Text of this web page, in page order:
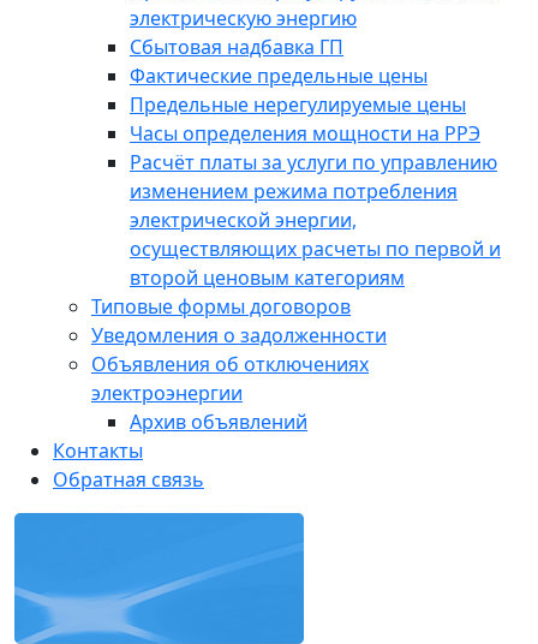
электрическую энергию
Сбытовая надбавка ГП
Фактические предельные цены
Предельные нерегулируемые цены
Часы определения мощности на РРЭ
Расчёт платы за услуги по управлению
изменением режима потребления
электрической энергии,
осуществляющих расчеты по первой и
второй ценовым категориям
Типовые формы договоров
Уведомления о задолженности
Объявления об отключениях
электроэнергии
Архив объявлений
Контакты
Обратная связь